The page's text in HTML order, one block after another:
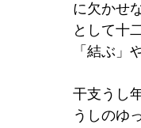
に欠かせ
として十
「結ぶ」
干支うし
うしのゆ